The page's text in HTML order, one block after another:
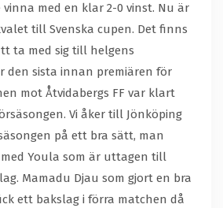
med en klar 2-0 vinst. Nu är
till Svenska cupen. Det finns
ta med sig till helgens
den sista innan premiären för
mot Åtvidabergs FF var klart
Vi åker till Jönköping
på ett bra sätt, man
Youla som är uttagen till
Mamadu Djau som gjort en bra
ett bakslag i förra matchen då